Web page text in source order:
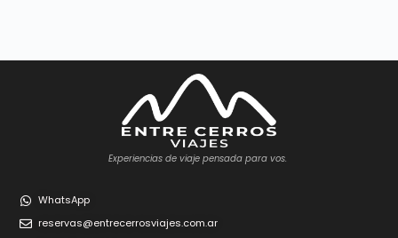
Experiencias de viaje pensada para vos.
WhatsApp
reservas@entrecerrosviajes.com.ar